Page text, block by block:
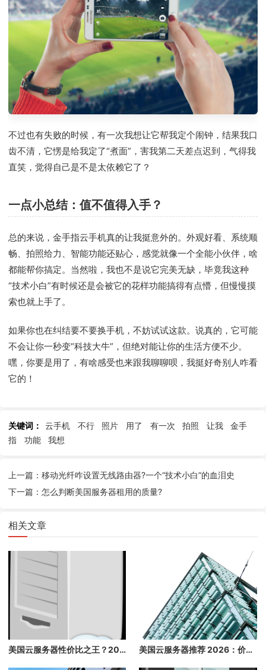
不过也有失败的时候，有一次我想让它帮我定个闹钟，结果我口
齿不清，它愣是给我定了“煮面”，害我第二天差点迟到，气得我
直笑，觉得自己是不是太依赖它了？
一点小总结：值不值得入手？
总的来说，金手指云手机真的让我挺意外的。外观好看、系统顺
畅、拍照给力、智能功能还贴心，感觉就像一个全能小伙伴，啥
都能帮你搞定。当然啦，我也不是说它完美无缺，毕竟我这种
“技术小白”有时候还是会被它的花样功能搞得有点懵，但慢慢摸
索也就上手了。
如果你也在纠结要不要换手机，不妨试试这款。说真的，它可能
不会让你一秒变“科技大牛”，但绝对能让你的生活方便不少。
嘿，你要是用了，有啥感受也来跟我聊聊呗，我挺好奇别人咋看
它的！
关键词： 云手机 不行 照片 用了 有一次 拍照 让我
金手
指
功能 我想
上一篇：移动光纤咋设置无线路由器?一个“技术小白”的血泪史
下一篇：怎么判断美国服务器租用的质量?
相关文章
美国云服务器性价比之王？2026 年最便宜的高配云主机推荐，省钱必看 美国云服务器推荐 2026：价格最低、配置最高、带宽大的美国云主机推荐